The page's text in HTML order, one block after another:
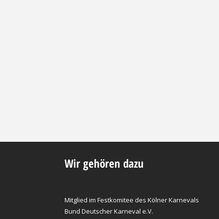
Wir gehören dazu
Mitglied im Festkomitee des Kölner Karnevals
Bund Deutscher Karneval e.V.